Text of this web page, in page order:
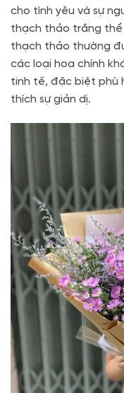
cho tình yêu và sự
thạch thảo trắng thể
thạch thảo thường
các loại hoa chính
tinh tế, đặc biệt phù
thích sự giản dị.